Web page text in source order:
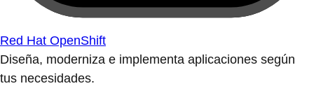
Red Hat OpenShift
Diseña, moderniza e implementa aplicaciones según
tus necesidades.